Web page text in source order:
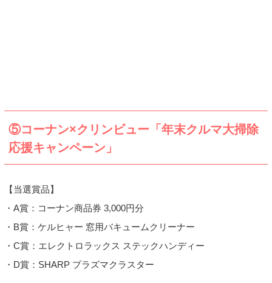
⑤コーナン×クリンビュー「年末クルマ大掃除
応援キャンペーン」
【当選賞品】
・A賞：コーナン商品券 3,000円分
・B賞：ケルヒャー 窓用バキュームクリーナー
・C賞：エレクトロラックス ステックハンディー
・D賞：SHARP プラズマクラスター